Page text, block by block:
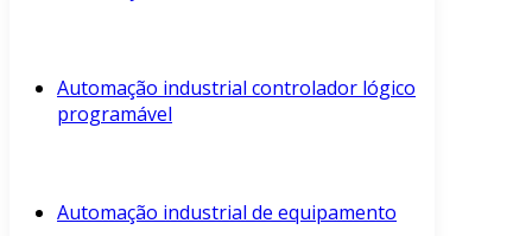
Automação industrial controlador lógico
programável
Automação industrial de equipamento